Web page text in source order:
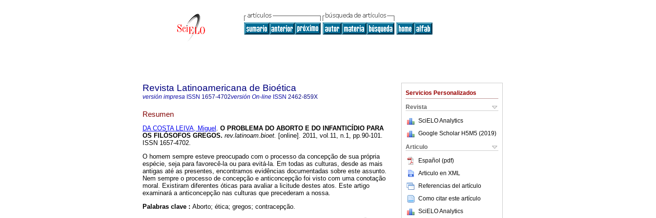
Servicios Personalizados
Revista
SciELO Analytics
Google Scholar H5M5 (2019)
Articulo
Español (pdf)
Articulo en XML
Referencias del artículo
Como citar este artículo
SciELO Analytics
Revista Latinoamericana de Bioética
versión impresa ISSN 1657-4702versión On-line ISSN 2462-859X
Resumen
DA COSTA LEIVA, Miguel . O PROBLEMA DO ABORTO E DO INFANTICÍDIO PARA
OS FILÓSOFOS GREGOS. rev.latinoam.bioet. [online]. 2011, vol.11, n.1, pp.90-101.
ISSN 1657-4702.
O homem sempre esteve preocupado com o processo da concepção de sua própria
espécie, seja para favorecê-la ou para evitá-la. Em todas as culturas, desde as mais
antigas até as presentes, encontramos evidências documentadas sobre este assunto.
Nem sempre o processo de concepção e anticoncepção foi visto com uma conotação
moral. Existiram diferentes óticas para avaliar a licitude destes atos. Este artigo
examinará a anticoncepção nas culturas que precederam a nossa.
Palabras clave : Aborto; ética; gregos; contracepção.